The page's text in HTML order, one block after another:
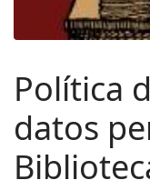
Política
datos